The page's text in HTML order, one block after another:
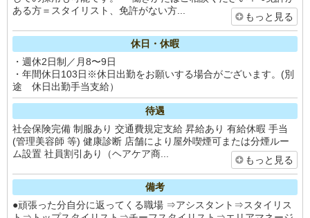
ある方＝スタイリスト、免許がない方...
もっと見る
休日・休暇
・週休2日制／月8〜9日
・年間休日103日※休日出勤をお願いする場合がございます。(別
途 休日出勤手当支給）
待遇
社会保険完備 制服あり 交通費規定支給 昇給あり 有給休暇 手当
(管理美容師 等) 健康診断 店舗により屋外喫煙可または分煙ルー
ム設置 社員割引あり（ヘアケア商...
もっと見る
備考
●頑張った分自分に返ってくる職場 ⇒アシスタント⇒スタイリス